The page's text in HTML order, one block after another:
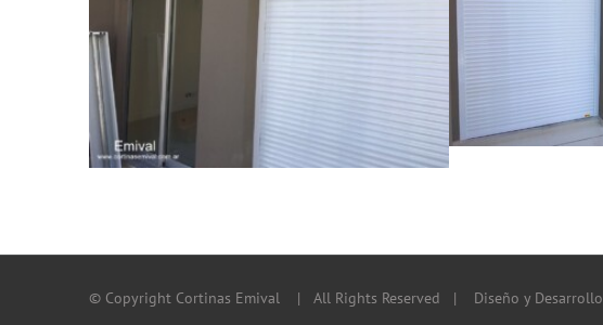
© Copyright Cortinas Emival | All Rights Reserved | Diseño y Desarrollo